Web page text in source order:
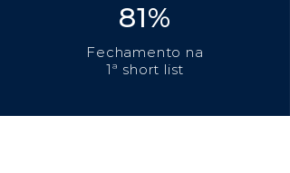
81%
Fechamento na
1ª short list